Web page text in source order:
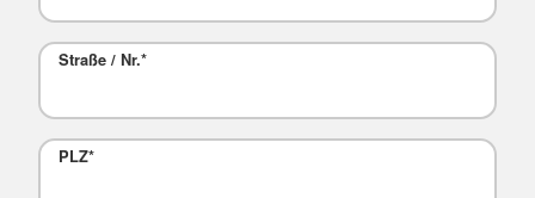
Straße / Nr.*
PLZ*